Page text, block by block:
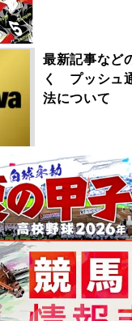
最新記事など
く プッシュ
法について